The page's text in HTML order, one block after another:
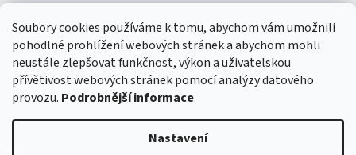
Soubory cookies používáme k tomu, abychom vám umožnili
pohodlné prohlížení webových stránek a abychom mohli
neustále zlepšovat funkčnost, výkon a uživatelskou
přívětivost webových stránek pomocí analýzy datového
provozu. Podrobnější informace
Nastavení
KONTAKTNÍ FORMULÁŘ
Vytvořil Shoptet